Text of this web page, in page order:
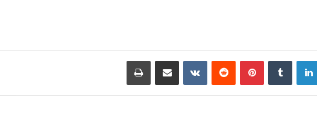
لينكدإن بينتيريست ‏VKontakte